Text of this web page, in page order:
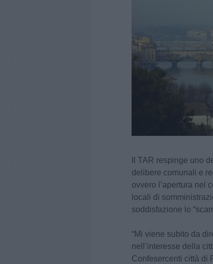
Il TAR respinge uno
delibere comunali e
ovvero l’apertura nel
locali di
soddisfazione lo
“Mi viene subito da
nell’interesse della
Confesercenti città di